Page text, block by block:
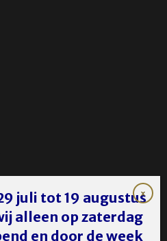
juli tot 19 augustus
alleen op zaterdag
en door de week